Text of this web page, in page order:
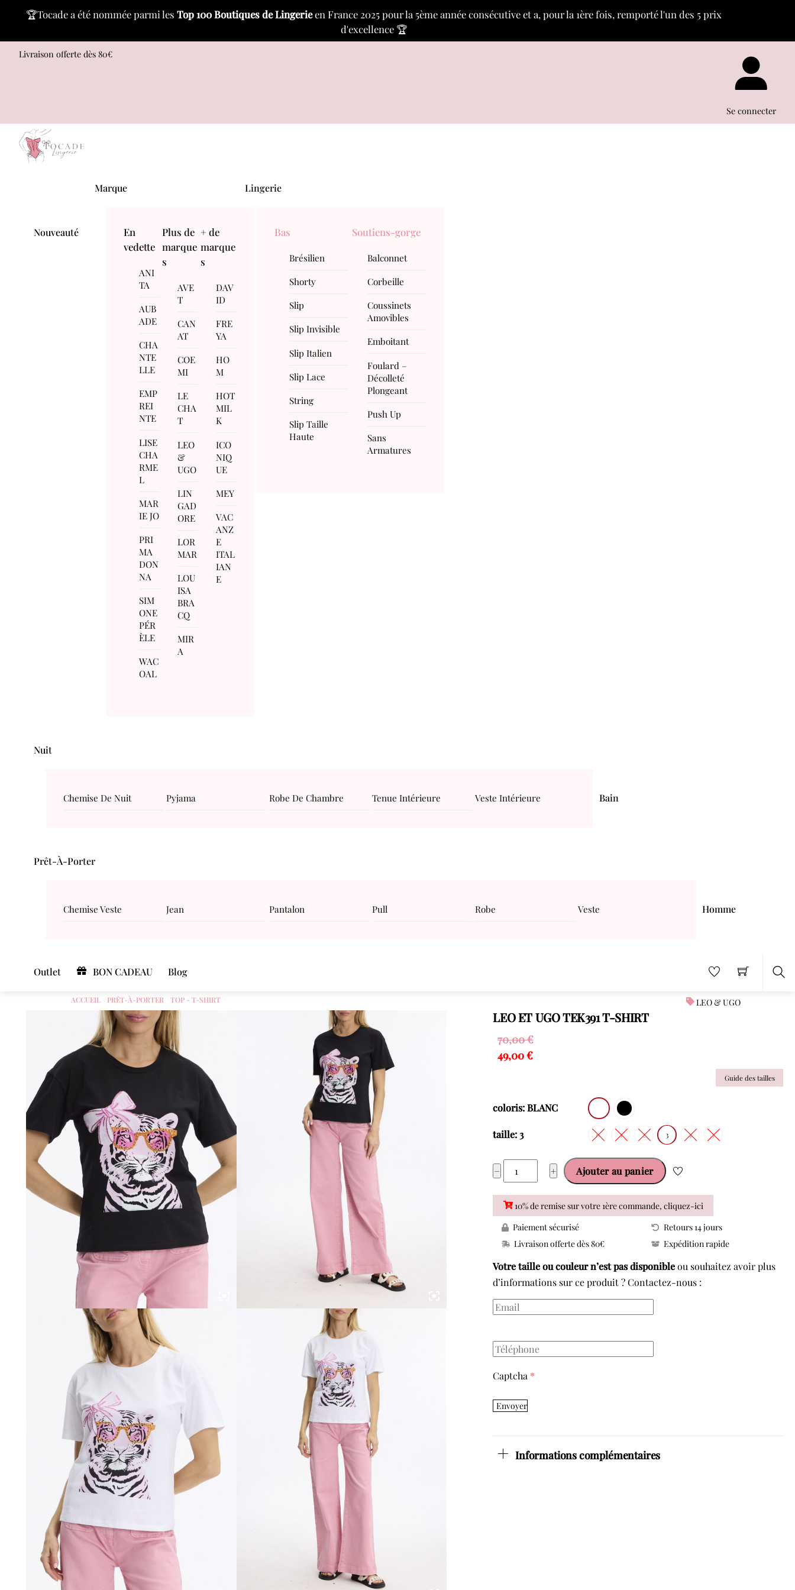
🏆Tocade a été nommée parmi les Top 100 Boutiques de Lingerieen France 2025 pour la 5ème année consécutive et a, pour la 1ère fois, remporté l'un des 5 prix
d'excellence 🏆
Livraison offerte dès 80€
Se connecter
Menu
Nouveauté
Marque
En
vedette
ANI
TA
AUB
ADE
CHA
NTE
LLE
EMP
REI
NTE
LISE
CHA
RME
L
MAR
IE JO
PRI
MA
DON
NA
SIM
ONE
PÉR
ÈLE
WAC
OAL
Plus de
marque
s
AVE
T
CAN
AT
COE
MI
LE
CHA
T
LEO
&
UGO
LIN
GAD
ORE
LOR
MAR
LOU
ISA
BRA
CQ
MIR
A
+ de
marque
s
DAV
ID
FRE
YA
HO
M
HOT
MIL
K
ICO
NIQ
UE
MEY
VAC
ANZ
E
ITAL
IAN
E
Lingerie
Bas
Brésilien
Shorty
Slip
Slip Invisible
Slip Italien
Slip Lace
String
Slip Taille
Haute
Soutiens-gorge
Balconnet
Corbeille
Coussinets
Amovibles
Emboitant
Foulard –
Décolleté
Plongeant
Push Up
Sans
Armatures
Nuit
Chemise De Nuit Pyjama Robe De Chambre Tenue Intérieure Veste Intérieure Bain
Prêt-À-Porter
Chemise Veste Jean Pantalon Pull Robe Veste Homme
Outlet BON CADEAU Blog
ACCUEIL PRÊT-À-PORTER TOP - T-SHIRT LEO & UGO
LEO ET UGO TEK391 T-SHIRT
70,00€
49,00€
Guide des tailles
coloris: BLANC
taille: 3 0 1 2 3 4 5
−
quantité
de
LEO
ET
UGO
TEK391
T-
SHIRT
+ Ajouter au panier
10% de remise sur votre 1ère commande, cliquez-ici
Paiement sécurisé
Livraison offerte dès 80€
Retours 14 jours
Expédition rapide
Votre taille ou couleur n’est pas disponibleou souhaitez avoir plus
d’informations sur ce produit ? Contactez-nous :
Captcha *
Envoyer
Informations complémentaires